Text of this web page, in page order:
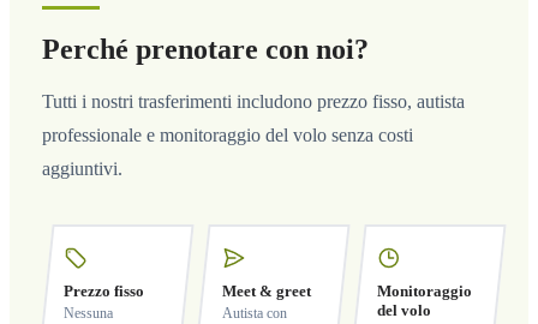
Perché prenotare con noi?
Tutti i nostri trasferimenti includono prezzo fisso, autista
professionale e monitoraggio del volo senza costi
aggiuntivi.
Prezzo fisso
Nessuna
Meet & greet
Autista con
Monitoraggio
del volo